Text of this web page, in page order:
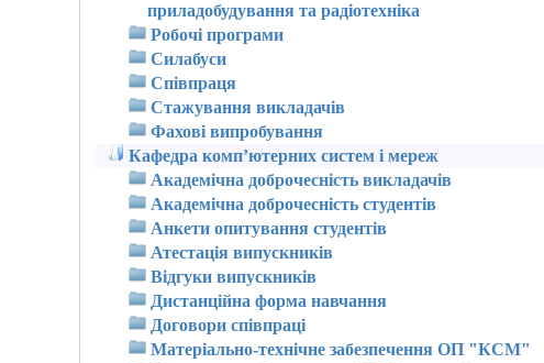
приладобудування та радіотехніка
Робочі програми
Силабуси
Співпраця
Стажування викладачів
Фахові випробування
Кафедра комп’ютерних систем і мереж
Академічна доброчесність викладачів
Академічна доброчесність студентів
Анкети опитування студентів
Атестація випускників
Відгуки випускників
Дистанційна форма навчання
Договори співпраці
Матеріально-технічне забезпечення ОП "КСМ"